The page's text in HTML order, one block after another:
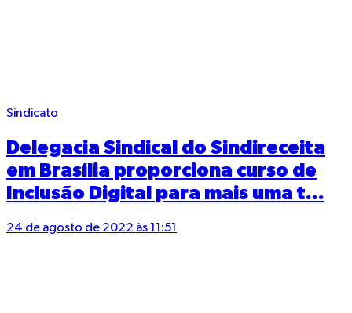
Sindicato
Delegacia Sindical do Sindireceita
em Brasília proporciona curso de
Inclusão Digital para mais uma t...
24 de agosto de 2022 às 11:51